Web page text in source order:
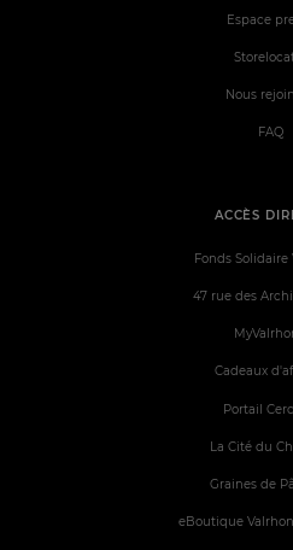
ACCÈS
Fonds Solidaire
47 rue des
Cadeaux
Portail
La Cité du
Graines de
eBoutique
Espace
Nous
FAQ